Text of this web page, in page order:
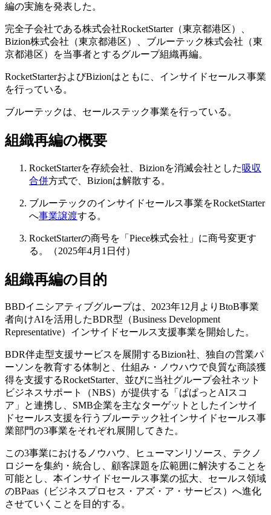
編の実施を発表した。
完全子会社である株式会社RocketStarter（東京都港区）、
Bizion株式会社（東京都港区）、ブルーテック株式会社（東
京都港区）を当事者とするグループ組織再編。
RocketStarterおよびBizionはともに、インサイドセールス事業
を行っている。
ブルーテックは、セールステック事業を行っている。
組織再編の概要
RocketStarterを存続会社、Bizionを消滅会社とした吸収
合併方式で、Bizionは解散する。
ブルーテックのインサイドセールス事業をRocketStarter
へ事業譲渡する。
RocketStarterの商号を「Piece株式会社」に商号変更す
る。（2025年4月1日付）
組織再編の目的
BBDイニシアティブグループは、2023年12月よりBtoB事業
者向けAIを活用したBDR型（Business Development
Representative）インサイドセールス支援事業を開始した。
BDR伴走型支援サービスを展開するBizion社、独自の営業パ
ーソンを教育する体制と、仕組み・ノウハウで良質な商談獲
得を支援するRocketStarter、並びに当社グループ会社ネット
ビジネスサポート（NBS）が提供する「ぱぱっとAIスコ
ア」と連携し、SMB企業を主なターゲットとしたインサイ
ドセールス支援を行うブルーテック社インサイドセールス事
業部門の3事業をそれぞれ展開してきた。
この3事業におけるノウハウ、ヒューマンリソース、テクノ
ロジーを集約・統合し、顧客課題を広範囲に解決することを
可能とし、本インサイドセールス事業の拡大、セールス領域
のBPaas（ビジネスプロセス・アズ・ア・サービス）へ進化
させていくことを目的する。